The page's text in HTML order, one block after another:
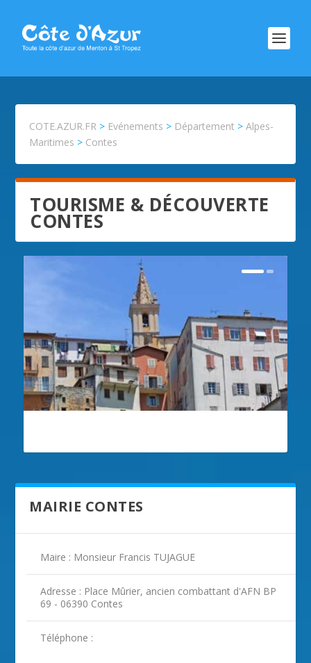
COTE.AZUR.FR > Evénements > Département >Alpes-
Maritimes > Contes
TOURISME & DÉCOUVERTE
CONTES
MAIRIE CONTES
Maire : Monsieur Francis TUJAGUE
Adresse : Place Mûrier, ancien combattant d'AFN BP
69 - 06390 Contes
Téléphone :